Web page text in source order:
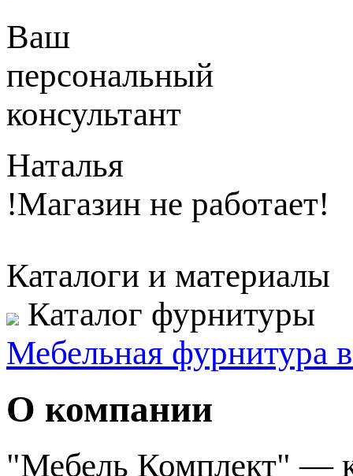
Ваш
персональный
консультант
Наталья
!Магазин не работает!
Каталоги и материалы
Каталог фурнитуры
Мебельная фурнитура
О компании
"Мебель Комплект" —